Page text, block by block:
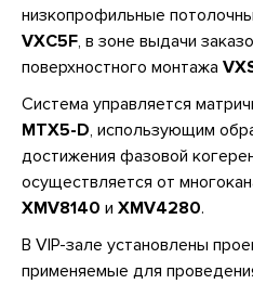
низкопрофильные
VXC5F, в зоне выдачи
поверхностного монтажа
Система управляется
MTX5-D, использующим
достижения фазовой
осуществляется от
XMV8140 и XMV4280.
В VIP-зале установлены
применяемые для